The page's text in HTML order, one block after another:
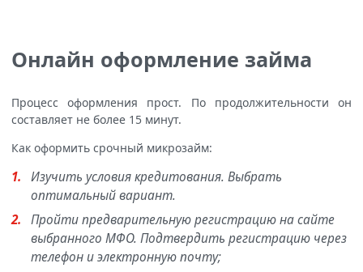
Онлайн оформление займа
Процесс оформления прост. По продолжительности он
составляет не более 15 минут.
Как оформить срочный микрозайм:
Изучить условия кредитования. Выбрать
оптимальный вариант.
Пройти предварительную регистрацию на сайте
выбранного МФО. Подтвердить регистрацию через
телефон и электронную почту;